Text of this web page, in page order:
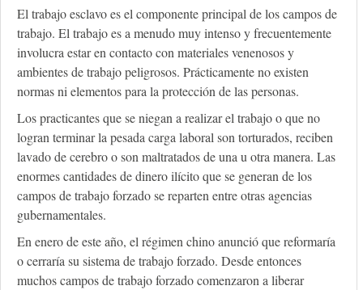
El trabajo esclavo es el componente principal de los campos de
trabajo. El trabajo es a menudo muy intenso y frecuentemente
involucra estar en contacto con materiales venenosos y
ambientes de trabajo peligrosos. Prácticamente no existen
normas ni elementos para la protección de las personas.
Los practicantes que se niegan a realizar el trabajo o que no
logran terminar la pesada carga laboral son torturados, reciben
lavado de cerebro o son maltratados de una u otra manera. Las
enormes cantidades de dinero ilícito que se generan de los
campos de trabajo forzado se reparten entre otras agencias
gubernamentales.
En enero de este año, el régimen chino anunció que reformaría
o cerraría su sistema de trabajo forzado. Desde entonces
muchos campos de trabajo forzado comenzaron a liberar